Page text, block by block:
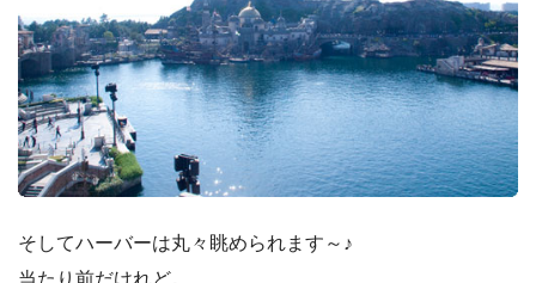
そしてハーバーは丸々眺められます～♪
当たり前だけれど。